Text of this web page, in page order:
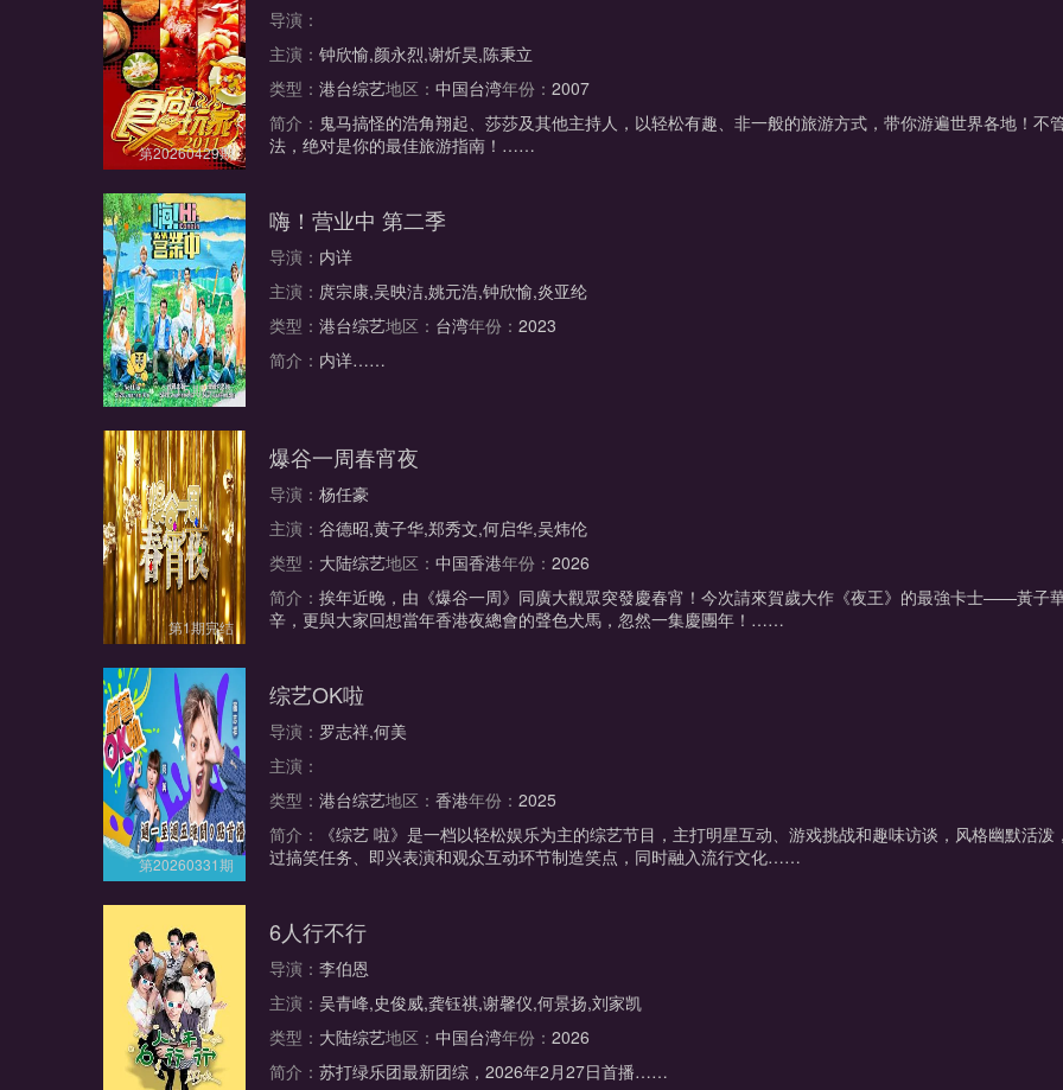
第20260429期
导演：
主演：钟欣愉,颜永烈,谢炘昊,陈秉立
类型：港台综艺地区：中国台湾年份：2007
简介： 鬼马搞怪的浩角翔起、莎莎及其他主持人，以轻松有趣、非一般的旅游方式，带你游遍世界各地！
法，绝对是你的最佳旅游指南！……
第15期完结
嗨！营业中 第二季
导演： 内详
主演： 庹宗康,吴映洁,姚元浩,钟欣愉,炎亚纶
类型：港台综艺地区： 台湾年份：2023
简介： 内详……
第1期完结
爆谷一周春宵夜
导演：杨任豪
主演：谷德昭,黄子华,郑秀文,何启华,吴炜伦
类型： 大陆综艺地区：中国香港年份：2026
简介：挨年近晚，由《爆谷一周》同廣大觀眾突發慶春宵！今次請來賀歲大作《夜王》的最強卡士——黃子
辛，更與大家回想當年香港夜總會的聲色犬馬，忽然一集慶團年！……
第20260331期
综艺OK啦
导演： 罗志祥,何美
主演：
类型：港台综艺地区：香港年份：2025
简介：
《综艺 啦》是一档以轻松娱乐为主的综艺节目，主打明星互动、游戏挑战和趣味访谈，风格幽默活
过搞笑任务、即兴表演和观众互动环节制造笑点，同时融入流行文化……
6人行不行
导演：李伯恩
主演：吴青峰,史俊威,龚钰祺,谢馨仪,何景扬,刘家凯
类型： 大陆综艺地区：中国台湾年份：2026
简介：苏打绿乐团最新团综，2026年2月27日首播……